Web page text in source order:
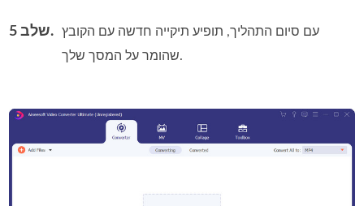
שלב 5.
עם סיום התהליך, תופיע תיקייה חדשה עם הקובץ
שהומר על המסך שלך.